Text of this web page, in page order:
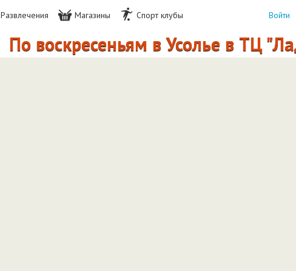
Развлечения Магазины Спорт клубы
По воскресеньям в Усолье в ТЦ
Войти